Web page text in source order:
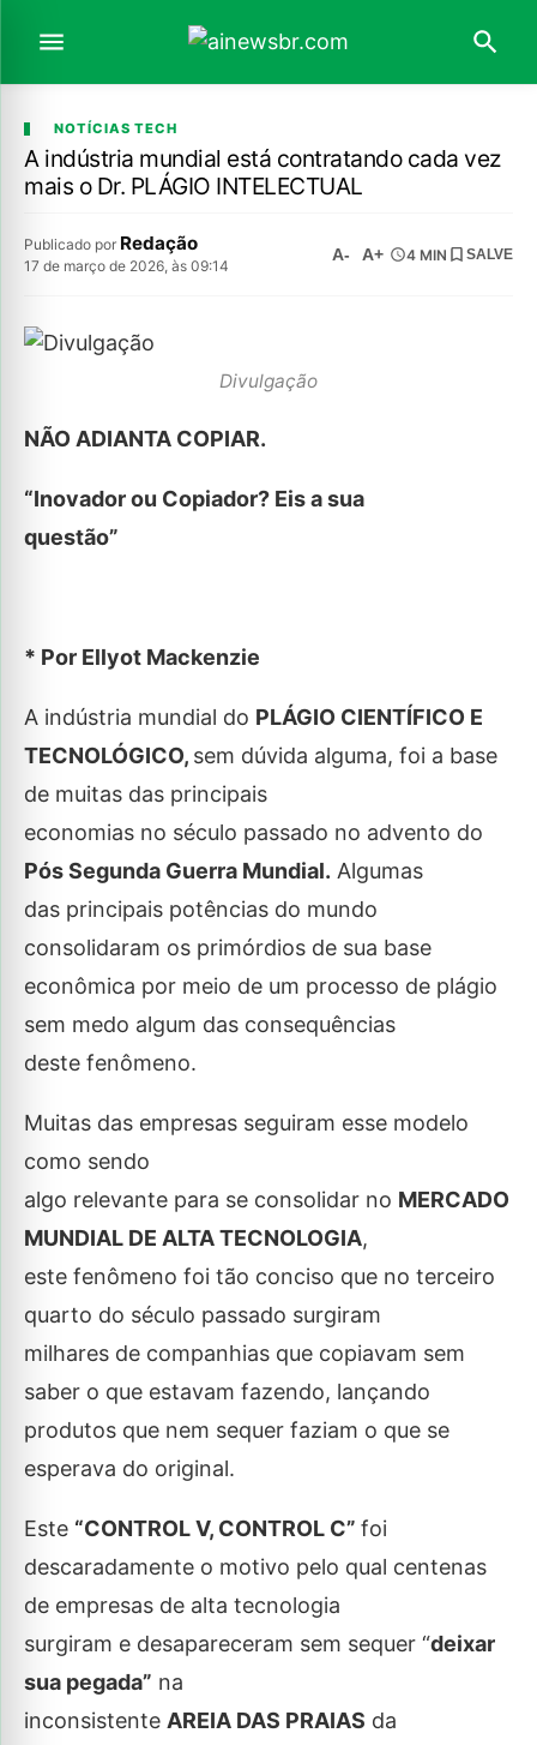
NOTÍCIAS TECH
A indústria mundial está contratando cada vez
mais o Dr. PLÁGIO INTELECTUAL
Publicado por Redação
17 de março de 2026, às 09:14
A- A+ 4 MIN SALVE
Divulgação
NÃO ADIANTA COPIAR.
“Inovador ou Copiador? Eis a sua
questão”
* Por Ellyot Mackenzie
A indústria mundial do PLÁGIO CIENTÍFICO E
TECNOLÓGICO, sem dúvida alguma, foi a base
de muitas das principais
economias no século passado no advento do
Pós Segunda Guerra Mundial. Algumas
das principais potências do mundo
consolidaram os primórdios de sua base
econômica por meio de um processo de plágio
sem medo algum das consequências
deste fenômeno.
Muitas das empresas seguiram esse modelo
como sendo
algo relevante para se consolidar no MERCADO
MUNDIAL DE ALTA TECNOLOGIA,
este fenômeno foi tão conciso que no terceiro
quarto do século passado surgiram
milhares de companhias que copiavam sem
saber o que estavam fazendo, lançando
produtos que nem sequer faziam o que se
esperava do original.
Este “CONTROL V, CONTROL C” foi
descaradamente o motivo pelo qual centenas
de empresas de alta tecnologia
surgiram e desapareceram sem sequer “deixar
sua pegada” na
inconsistente AREIA DAS PRAIAS da